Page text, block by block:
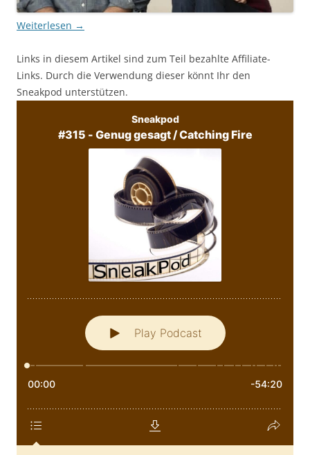
Weiterlesen →
Links in diesem Artikel sind zum Teil bezahlte Affiliate-
Links. Durch die Verwendung dieser könnt Ihr den
Sneakpod unterstützen.